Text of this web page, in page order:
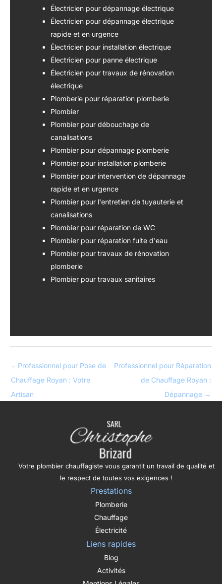
Électricien pour dépannage électrique
Électricien pour dépannage électrique
rapide et en urgence
Électricien pour installation électrique
Électricien pour panne électrique
Électricien pour travaux de rénovation
électrique
Plomberie pour réparation plomberie
Plombier
Plombier pour débouchage de
canalisations
Plombier pour dépannage plomberie
Plombier pour installation plomberie
Plombier pour intervention de dépannage
rapide et en urgence
Plombier pour l'entretien de tuyauterie et
canalisations
Plombier pour réparation de WC
Plombier pour réparation fuite d'eau
Plombier pour travaux de rénovation
plomberie
Plombier pour travaux sanitaires
← Professionnel pour Pose de
Chauffage Royan : Votre
Artisan
Professionnel pour Réparation
de Chauffage Royan :
Dépannage →
Votre plombier chauffagiste vous garantit un travail de qualité et
le respect de toutes vos exigences !
Prestations
Plomberie
Chauffage
Électricité
Liens rapides
Blog
Activités